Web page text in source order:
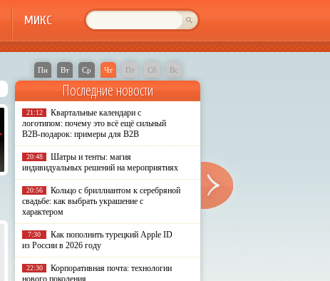
МИКС
Пн Вт Ср Чт Пт Сб Вс
Последние новости
21:12
Квартальные календари с
логотипом: почему это всё ещё сильный
B2B-подарок: примеры для B2B
20:48
Шатры и тенты: магия
индивидуальных решений на мероприятиях
20:56
Кольцо с бриллиантом к серебряной
свадьбе: как выбрать украшение с
характером
7:30
Как пополнить турецкий Apple ID
из России в 2026 году
22:30
Корпоративная почта: технологии
нового поколения